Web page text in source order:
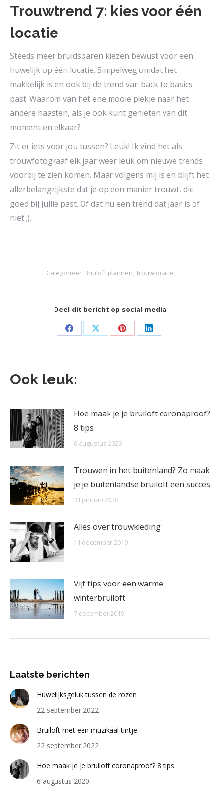
Trouwtrend 7: kies voor één
locatie
Steeds meer bruidsparen kiezen bewust voor een
huwelijk op één locatie. Simpelweg omdat het
makkelijk is en ook bij de trend van back to basics
past. Waarom van het ene mooie plekje naar het
andere haasten, als je ook kunt genieten van dit
moment en elkaar?
Zit er iets voor jou tussen? Leuk! Ik vind het als
trouwfotograaf elk jaar weer leuk om nieuwe trends
voorbij te zien komen. Maar volgens mij is en blijft het
allerbelangrijkste dat je op een manier trouwt, die
goed bij jullie past. Of dat nu een trend dat jaar is of
niet ;).
Categorieën Bruiloft plannen, Trouwlocatie
Deel dit bericht op social media
Deel
Deel
Deel
Deel
Ook leuk:
Hoe maak je je bruiloft coronaproof?
8 tips
6 augustus 2020
Trouwen in het buitenland? Zo maak
je je buitenlandse bruiloft een succes
31 januari 2020
Alles over trouwkleding
11 december 2019
Vijf tips voor een warme
winterbruiloft
7 december 2019
Laatste berichten
Huwelijksgeluk tussen de rozen
22 september 2022
Bruiloft met een muzikaal tintje
22 september 2022
Hoe maak je je bruiloft coronaproof? 8 tips
6 augustus 2020